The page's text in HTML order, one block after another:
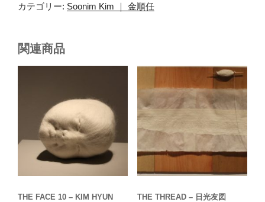
- Lee
個
カテゴリー: Soonim Kim ｜ 金順任
関連商品
THE FACE 10 – KIM HYUN
THE THREAD – 日光友図